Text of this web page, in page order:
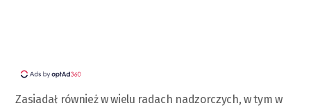
Zasiadał również w wielu radach nadzorczych, w tym w